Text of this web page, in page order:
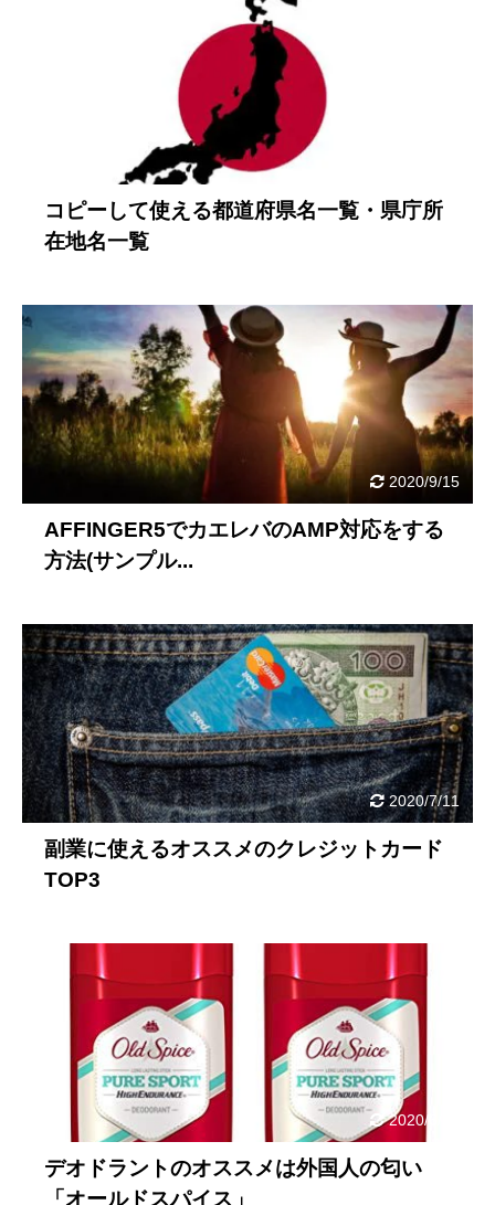
コピーして使える都道府県名一覧・県庁所
在地名一覧
2020/9/15
AFFINGER5でカエレバのAMP対応をする
方法(サンプル...
2020/7/11
副業に使えるオススメのクレジットカード
TOP3
2020/6/17
デオドラントのオススメは外国人の匂い
「オールドスパイス」